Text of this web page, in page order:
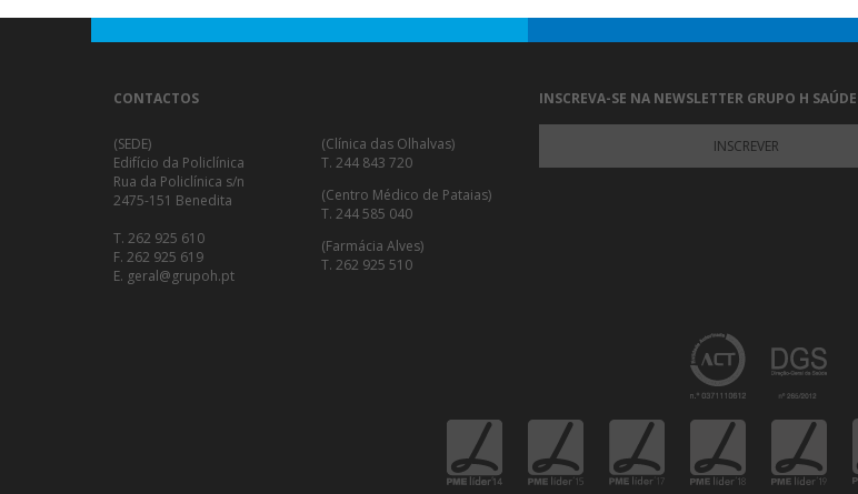
CONTACTOS
(SEDE)
Edifício da Policlínica
Rua da Policlínica s/n
2475-151 Benedita
T. 262 925 610
F. 262 925 619
E. geral@grupoh.pt
(Clínica das Olhalvas)
T. 244 843 720
(Centro Médico de Pataias)
T. 244 585 040
(Farmácia Alves)
T. 262 925 510
INSCREVA-SE NA NEWSLETTER GRUPO H SAÚDE
INSCREVER